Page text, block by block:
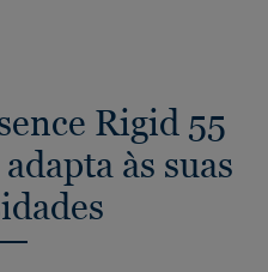
Rigid 55
às suas